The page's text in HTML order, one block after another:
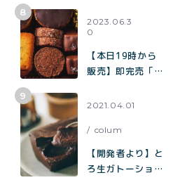
題】混ぜて焼くだ
けで作れる生チョ
コみたいなクッキ
ー「濃厚チョコク
ッキー」の作り方
2023.06.3
0
【本日19時から
販売】即完売「チ
ー缶」の再販売／
「toroaのバター
が美味しいクッキ
ー缶」
2021.04.01
colum
【開発者より】と
ろ生ガトーショコ